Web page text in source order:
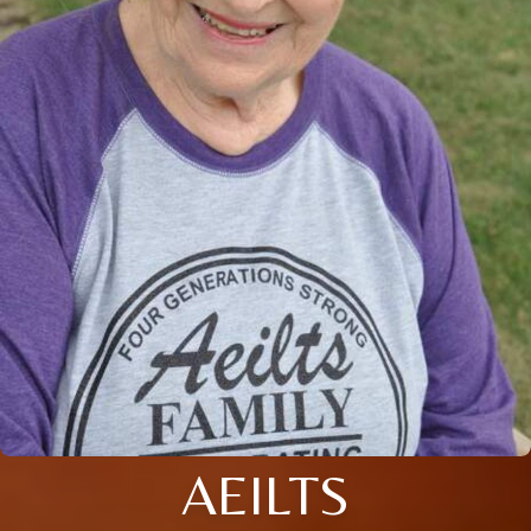
AEILTS